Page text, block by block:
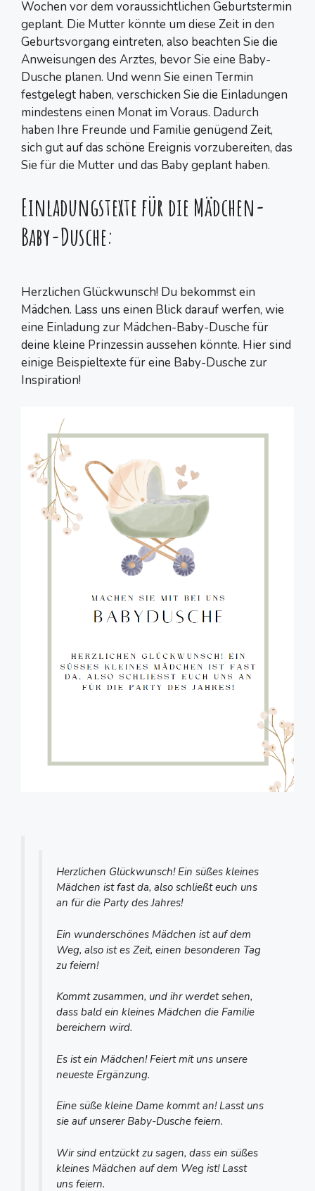
Wochen vor dem voraussichtlichen Geburtstermin
geplant. Die Mutter könnte um diese Zeit in den
Geburtsvorgang eintreten, also beachten Sie die
Anweisungen des Arztes, bevor Sie eine Baby-
Dusche planen. Und wenn Sie einen Termin
festgelegt haben, verschicken Sie die Einladungen
mindestens einen Monat im Voraus. Dadurch
haben Ihre Freunde und Familie genügend Zeit,
sich gut auf das schöne Ereignis vorzubereiten, das
Sie für die Mutter und das Baby geplant haben.
Einladungstexte für die Mädchen-
Baby-Dusche:
Herzlichen Glückwunsch! Du bekommst ein
Mädchen. Lass uns einen Blick darauf werfen, wie
eine Einladung zur Mädchen-Baby-Dusche für
deine kleine Prinzessin aussehen könnte. Hier sind
einige Beispieltexte für eine Baby-Dusche zur
Inspiration!
Herzlichen Glückwunsch! Ein süßes kleines
Mädchen ist fast da, also schließt euch uns
an für die Party des Jahres!
Ein wunderschönes Mädchen ist auf dem
Weg, also ist es Zeit, einen besonderen Tag
zu feiern!
Kommt zusammen, und ihr werdet sehen,
dass bald ein kleines Mädchen die Familie
bereichern wird.
Es ist ein Mädchen! Feiert mit uns unsere
neueste Ergänzung.
Eine süße kleine Dame kommt an! Lasst uns
sie auf unserer Baby-Dusche feiern.
Wir sind entzückt zu sagen, dass ein süßes
kleines Mädchen auf dem Weg ist! Lasst
uns feiern.